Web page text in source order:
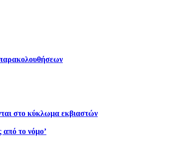
στο κύκλωμα εκβιαστών
το νόμο’